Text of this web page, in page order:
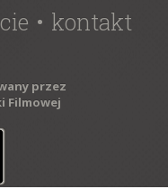
kontakt
przez